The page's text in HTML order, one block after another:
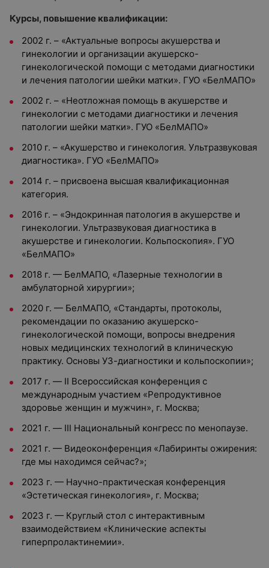
Курсы, повышение квалификации:
2002 г. – «Актуальные вопросы акушерства и
гинекологии и организации акушерско-
гинекологической помощи с методами диагностики
и лечения патологии шейки матки». ГУО «БелМАПО»
2002 г. – «Неотложная помощь в акушерстве и
гинекологии с методами диагностики и лечения
патологии шейки матки». ГУО «БелМАПО»
2010 г. – «Акушерство и гинекология. Ультразвуковая
диагностика». ГУО «БелМАПО»
2014 г. – присвоена высшая квалификационная
категория.
2016 г. – «Эндокринная патология в акушерстве и
гинекологии. Ультразвуковая диагностика в
акушерстве и гинекологии. Кольпоскопия». ГУО
«БелМАПО»
2018 г. — БелМАПО, «Лазерные технологии в
амбулаторной хирургии»;
2020 г. — БелМАПО, «Стандарты, протоколы,
рекомендации по оказанию акушерско-
гинекологической помощи, вопросы внедрения
новых медицинских технологий в клиническую
практику. Основы УЗ-диагностики и кольпоскопии»;
2017 г. — II Всероссийская конференция с
международным участием «Репродуктивное
здоровье женщин и мужчин», г. Москва;
2021 г. — III Национальный конгресс по менопаузе.
2021 г. — Видеоконференция «Лабиринты ожирения:
где мы находимся сейчас?»;
2023 г. — Научно-практическая конференция
«Эстетическая гинекология», г. Москва;
2023 г. — Круглый стол с интерактивным
взаимодействием «Клинические аспекты
гиперпролактинемии».